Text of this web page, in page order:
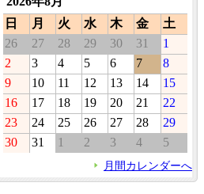
日
月 火 水 木 金
土
26
27 28 29 30 31
1
2
3 4 5 6 7
8
9
10 11 12 13 14
15
16
17 18 19 20 21
22
23
24 25 26 27 28
29
30
31 1 2 3 4 5
月間カレンダーへ